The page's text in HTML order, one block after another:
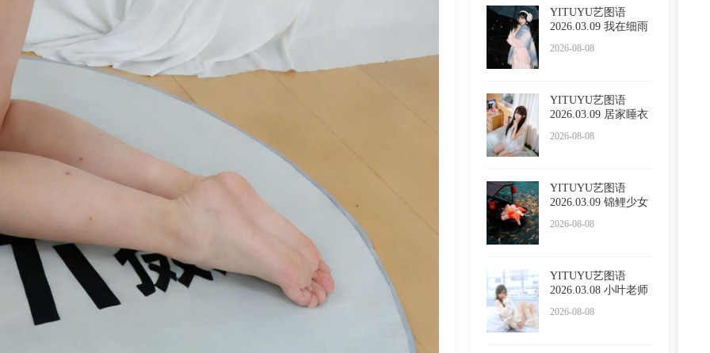
YITUYU艺图语
2026.03.09 我在细雨
2026-08-08
YITUYU艺图语
2026.03.09 居家睡衣
2026-08-08
YITUYU艺图语
2026.03.09 锦鲤少女
2026-08-08
YITUYU艺图语
2026.03.08 小叶老师
2026-08-08